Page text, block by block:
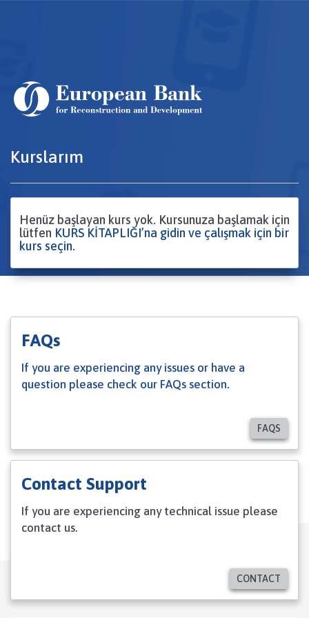
Kurslarım
Henüz başlayan kurs yok. Kursunuza başlamak için
lütfen KURS KİTAPLIĞI’na gidin ve çalışmak için bir
kurs seçin.
FAQs
If you are experiencing any issues or have a
question please check our FAQs section.
FAQS
Contact Support
If you are experiencing any technical issue please
contact us.
CONTACT